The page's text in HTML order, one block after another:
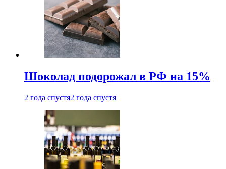
Шоколад подорожал в РФ на 15%
2 года спустя2 года спустя